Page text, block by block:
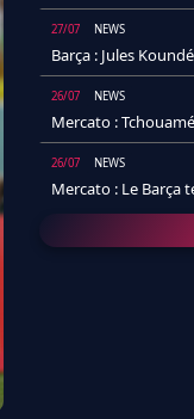
27/07 NEWS
Barça : Jules
26/07 NEWS
Mercato :
26/07 NEWS
Mercato : Le Barça